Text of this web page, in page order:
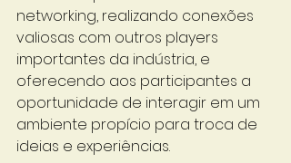
networking, realizando conexões
valiosas com outros players
importantes da indústria, e
oferecendo aos participantes a
oportunidade de interagir em um
ambiente propício para troca de
ideias e experiências.